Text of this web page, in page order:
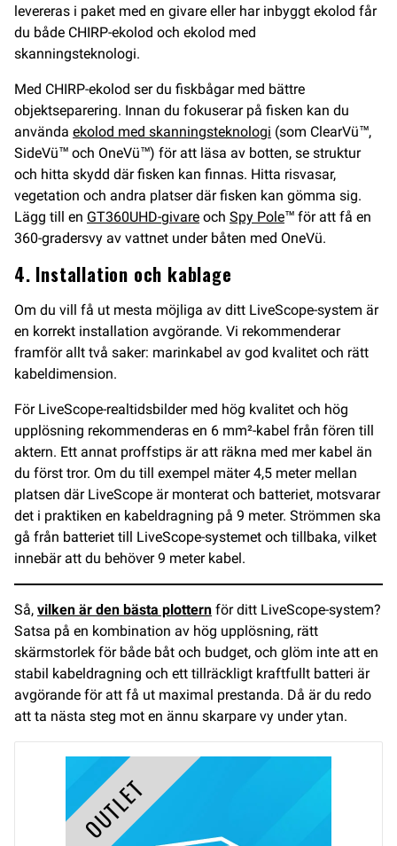
levereras i paket med en givare eller har inbyggt ekolod får
du både CHIRP-ekolod och ekolod med
skanningsteknologi.
Med CHIRP-ekolod ser du fiskbågar med bättre
objektseparering. Innan du fokuserar på fisken kan du
använda ekolod med skanningsteknologi (som ClearVü™,
SideVü™ och OneVü™) för att läsa av botten, se struktur
och hitta skydd där fisken kan finnas. Hitta risvasar,
vegetation och andra platser där fisken kan gömma sig.
Lägg till en GT360UHD-givare och Spy Pole™ för att få en
360-gradersvy av vattnet under båten med OneVü.
4. Installation och kablage
Om du vill få ut mesta möjliga av ditt LiveScope-system är
en korrekt installation avgörande. Vi rekommenderar
framför allt två saker: marinkabel av god kvalitet och rätt
kabeldimension.
För LiveScope-realtidsbilder med hög kvalitet och hög
upplösning rekommenderas en 6 mm²-kabel från fören till
aktern. Ett annat proffstips är att räkna med mer kabel än
du först tror. Om du till exempel mäter 4,5 meter mellan
platsen där LiveScope är monterat och batteriet, motsvarar
det i praktiken en kabeldragning på 9 meter. Strömmen ska
gå från batteriet till LiveScope-systemet och tillbaka, vilket
innebär att du behöver 9 meter kabel.
Så, vilken är den bästa plottern för ditt LiveScope-system?
Satsa på en kombination av hög upplösning, rätt
skärmstorlek för både båt och budget, och glöm inte att en
stabil kabeldragning och ett tillräckligt kraftfullt batteri är
avgörande för att få ut maximal prestanda. Då är du redo
att ta nästa steg mot en ännu skarpare vy under ytan.
OUTLET